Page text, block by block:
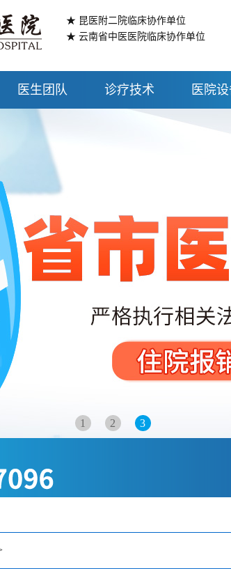
★ 昆医附二院临床协作单位
★ 云南省中医医院临床协作单位
医生团队 诊疗技术 医院
1 2 3